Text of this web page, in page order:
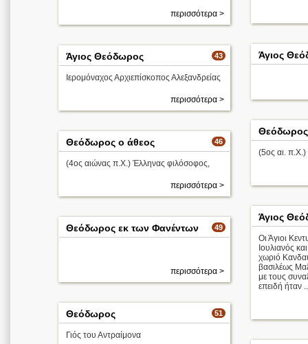
περισσότερα >
Άγιος
43
Άγιος Θεόδωρος
Ιερομόναχος Αρχιεπίσκοπος Αλεξανδρείας
περισσότερα >
(5ος αι.
46
Θεόδωρος ο άθεος
(4ος αιώνας π.Χ.) Έλληνας φιλόσοφος,
περισσότερα >
Άγιος
Οι Άγιοι
Ιουλιανός
χωριό
βασιλέως
με τους
επειδή ήταν
49
Θεόδωρος εκ των Φανέντων
περισσότερα >
51
Θεόδωρος
Γιός του Αντραίμονα